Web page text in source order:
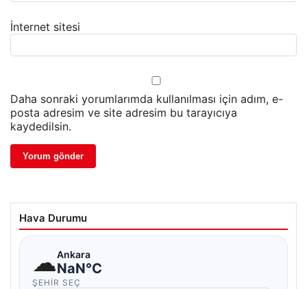
İnternet sitesi
Daha sonraki yorumlarımda kullanılması için adım, e-
posta adresim ve site adresim bu tarayıcıya
kaydedilsin.
Hava Durumu
☁Ankara
NaN°C
ŞEHIR SEÇ